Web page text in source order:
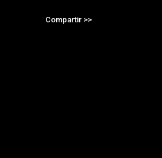
Compartir >>